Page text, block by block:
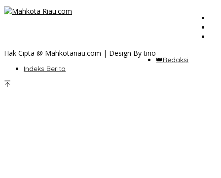
Hak Cipta @ Mahkotariau.com | Design By tino
👑Redaksi
Indeks Berita